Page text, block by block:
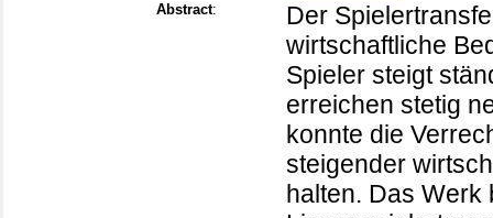
Abstract:
Der
wirtschaftliche
Spieler steigt
erreichen stetig
konnte die
steigender
halten. Das Werk